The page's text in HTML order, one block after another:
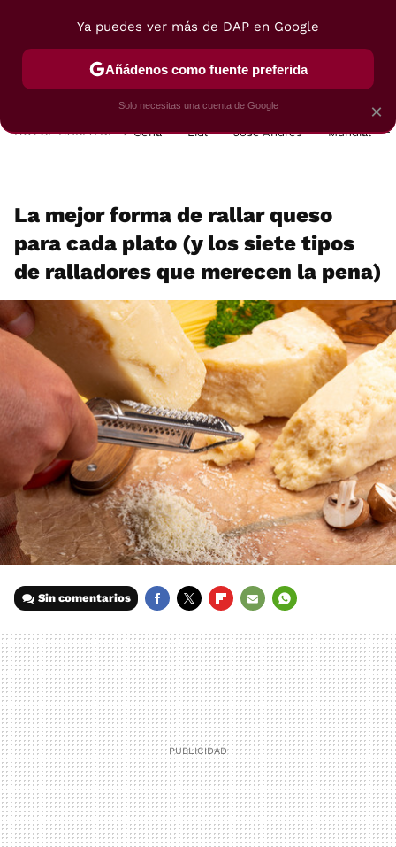
POSTRES VIAJES SELECCIÓN VEGUI
HOY SE HABLA DE Cena Lidl José Andrés Mundial
La mejor forma de rallar queso
para cada plato (y los siete tipos
de ralladores que merecen la pena)
Sin comentarios
MAIL
×
Ya puedes ver más de DAP en Google
Añádenos como fuente preferida
Solo necesitas una cuenta de Google